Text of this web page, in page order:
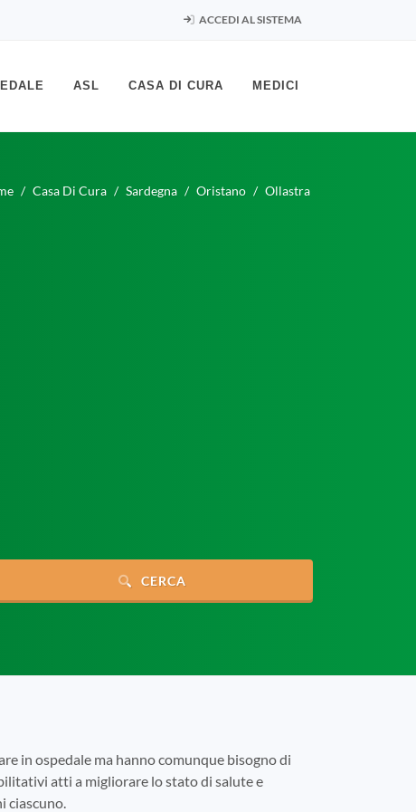
ACCEDI AL SISTEMA
ASL CASA DI CURA MEDICI
Casa Di Cura Sardegna Oristano Ollastra
CERCA
in ospedale ma hanno comunque bisogno di
atti a migliorare lo stato di salute e
ciascuno.